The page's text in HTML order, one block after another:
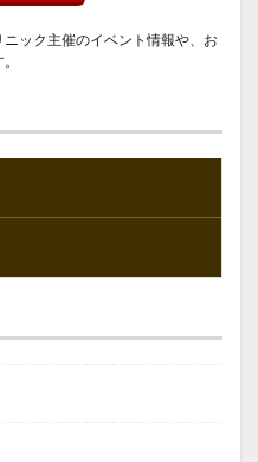
ック主催のイベント情報や、お